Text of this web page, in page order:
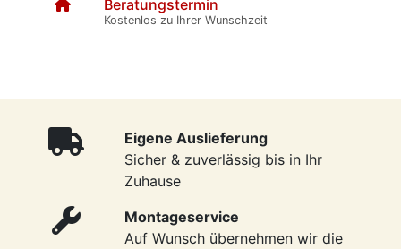
Beratungstermin
Kostenlos zu Ihrer Wunschzeit
Eigene Auslieferung
Sicher & zuverlässig bis in Ihr
Zuhause
Montageservice
Auf Wunsch übernehmen wir die